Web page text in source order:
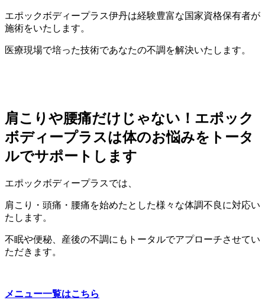
エポックボディープラス伊丹は経験豊富な国家資格保有者が
施術をいたします。
医療現場で培った技術であなたの不調を解決いたします。
肩こりや腰痛だけじゃない！エポック
ボディープラスは体のお悩みをトータ
ルでサポートします
エポックボディープラスでは、
肩こり・頭痛・腰痛を始めたとした様々な体調不良に対応い
たします。
不眠や便秘、産後の不調にもトータルでアプローチさせてい
ただきます。
メニュー一覧はこちら